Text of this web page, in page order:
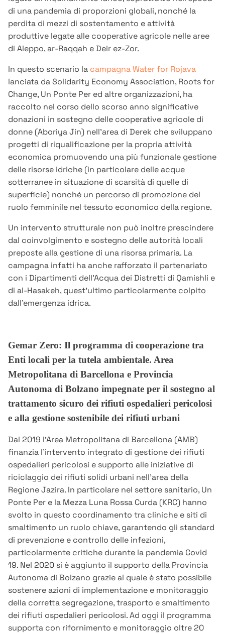
di una pandemia di proporzioni globali, nonché la
perdita di mezzi di sostentamento e attività
produttive legate alle cooperative agricole nelle aree
di Aleppo, ar-Raqqah e Deir ez-Zor.
In questo scenario la campagna Water for Rojava
lanciata da Solidarity Economy Association, Roots for
Change, Un Ponte Per ed altre organizzazioni, ha
raccolto nel corso dello scorso anno significative
donazioni in sostegno delle cooperative agricole di
donne (Aboriya Jin) nell’area di Derek che sviluppano
progetti di riqualificazione per la propria attività
economica promuovendo una più funzionale gestione
delle risorse idriche (in particolare delle acque
sotterranee in situazione di scarsità di quelle di
superficie) nonché un percorso di promozione del
ruolo femminile nel tessuto economico della regione.
Un intervento strutturale non può inoltre prescindere
dal coinvolgimento e sostegno delle autorità locali
preposte alla gestione di una risorsa primaria. La
campagna infatti ha anche rafforzato il partenariato
con i Dipartimenti dell’Acqua dei Distretti di Qamishli e
di al-Hasakeh, quest’ultimo particolarmente colpito
dall’emergenza idrica.
Gemar Zero: Il programma di cooperazione tra
Enti locali per la tutela ambientale. Area
Metropolitana di Barcellona e Provincia
Autonoma di Bolzano impegnate per il sostegno al
trattamento sicuro dei rifiuti ospedalieri pericolosi
e alla gestione sostenibile dei rifiuti urbani
Dal 2019 l’Area Metropolitana di Barcellona (AMB)
finanzia l’intervento integrato di gestione dei rifiuti
ospedalieri pericolosi e supporto alle iniziative di
riciclaggio dei rifiuti solidi urbani nell’area della
Regione Jazira. In particolare nel settore sanitario, Un
Ponte Per e la Mezza Luna Rossa Curda (KRC) hanno
svolto in questo coordinamento tra cliniche e siti di
smaltimento un ruolo chiave, garantendo gli standard
di prevenzione e controllo delle infezioni,
particolarmente critiche durante la pandemia Covid
19. Nel 2020 si è aggiunto il supporto della Provincia
Autonoma di Bolzano grazie al quale è stato possibile
sostenere azioni di implementazione e monitoraggio
della corretta segregazione, trasporto e smaltimento
dei rifiuti ospedalieri pericolosi. Ad oggi il programma
supporta con rifornimento e monitoraggio oltre 20